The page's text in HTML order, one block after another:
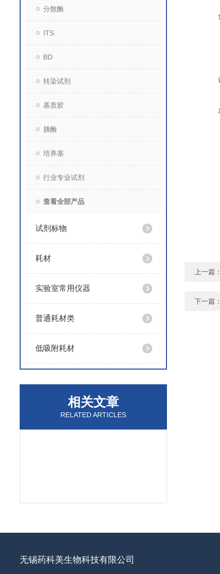
分散酶
ITS
BD
转染试剂
基质胶
胰酶
培养基
行业专业试剂
查看全部产品
试剂标物
耗材
实验室常用仪器
普通耗材类
低吸附耗材
相关文章
RELATED ARTICLES
上一篇
下一篇
无锡药科美生物科技有限公司